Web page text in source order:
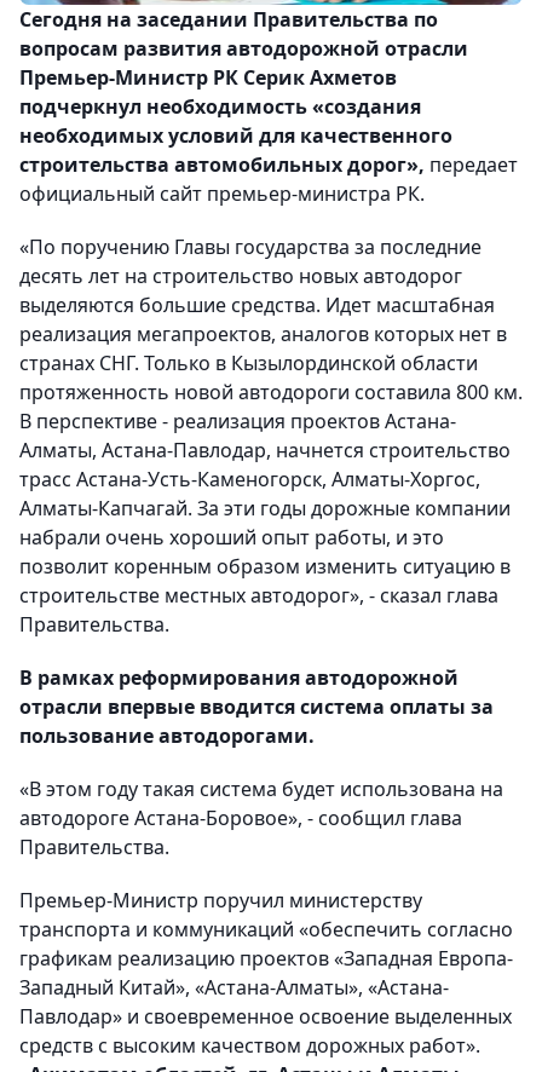
Сегодня на заседании Правительства по
вопросам развития автодорожной отрасли
Премьер-Министр РК Серик Ахметов
подчеркнул необходимость «создания
необходимых условий для качественного
строительства автомобильных дорог», передает
официальный сайт премьер-министра РК.
«По поручению Главы государства за последние
десять лет на строительство новых автодорог
выделяются большие средства. Идет масштабная
реализация мегапроектов, аналогов которых нет в
странах СНГ. Только в Кызылординской области
протяженность новой автодороги составила 800 км.
В перспективе - реализация проектов Астана-
Алматы, Астана-Павлодар, начнется строительство
трасс Астана-Усть-Каменогорск, Алматы-Хоргос,
Алматы-Капчагай. За эти годы дорожные компании
набрали очень хороший опыт работы, и это
позволит коренным образом изменить ситуацию в
строительстве местных автодорог», - сказал глава
Правительства.
В рамках реформирования автодорожной
отрасли впервые вводится система оплаты за
пользование автодорогами.
«В этом году такая система будет использована на
автодороге Астана-Боровое», - сообщил глава
Правительства.
Премьер-Министр поручил министерству
транспорта и коммуникаций «обеспечить согласно
графикам реализацию проектов «Западная Европа-
Западный Китай», «Астана-Алматы», «Астана-
Павлодар» и своевременное освоение выделенных
средств с высоким качеством дорожных работ».